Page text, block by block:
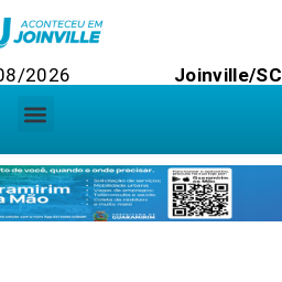
2026 Joinville/SC